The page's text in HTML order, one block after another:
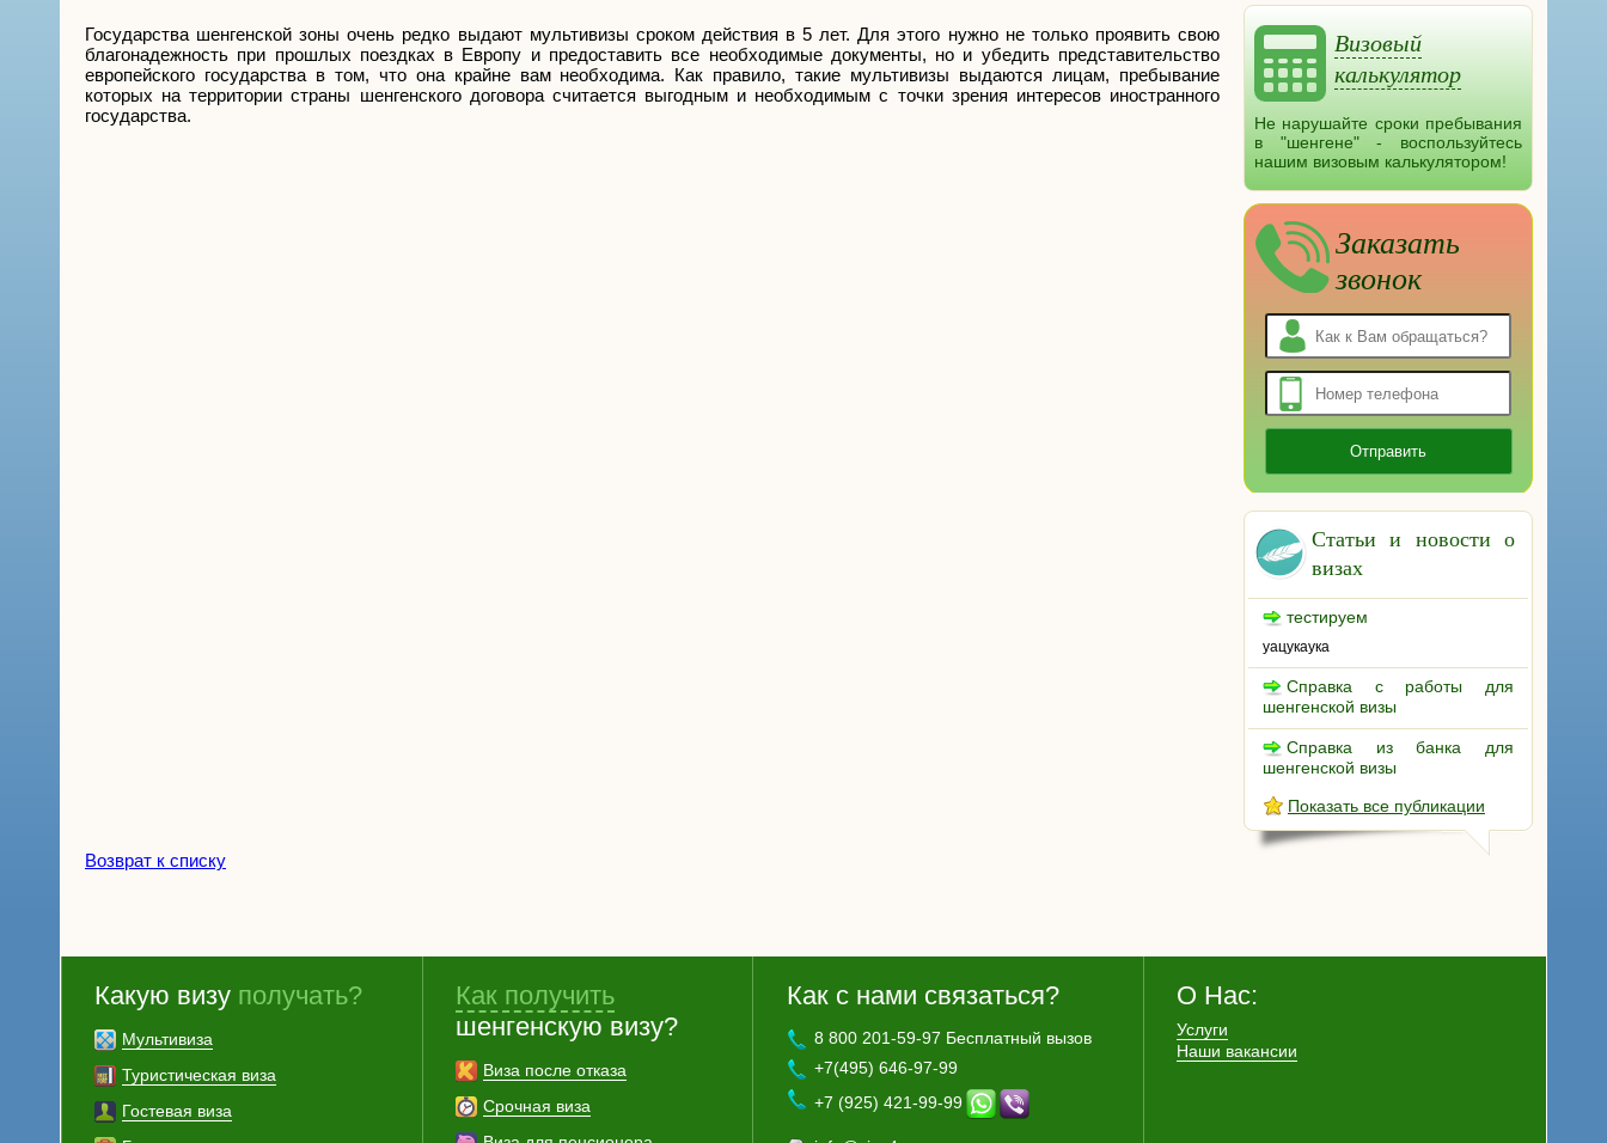
Визовый
калькулятор
Не нарушайте сроки пребывания
в "шенгене" - воспользуйтесь
нашим визовым калькулятором!
Заказать
звонок
Статьи и новости о
визах
тестируем
уацукаука
Справка с работы для
шенгенской визы
Справка из банка для
шенгенской визы
Показать все публикации
Государства шенгенской зоны очень редко выдают мультивизы сроком действия в 5 лет. Для этого нужно не только проявить свою
благонадежность при прошлых поездках в Европу и предоставить все необходимые документы, но и убедить представительство
европейского государства в том, что она крайне вам необходима. Как правило, такие мультивизы выдаются лицам, пребывание
которых на территории страны шенгенского договора считается выгодным и необходимым с точки зрения интересов иностранного
государства.
Возврат к списку
Какую визу получать?
Мультивиза
Туристическая виза
Гостевая виза
Как получить
шенгенскую визу?
Виза после отказа
Срочная виза
Как с нами связаться?
8 800 201-59-97 Бесплатный вызов
+7(495) 646-97-99
+7 (925) 421-99-99
О Нас:
Услуги
Наши вакансии